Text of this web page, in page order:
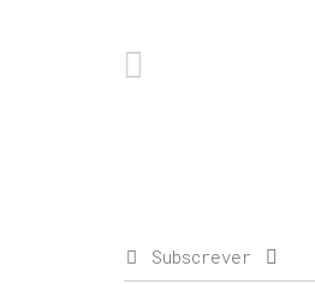
Subscrever